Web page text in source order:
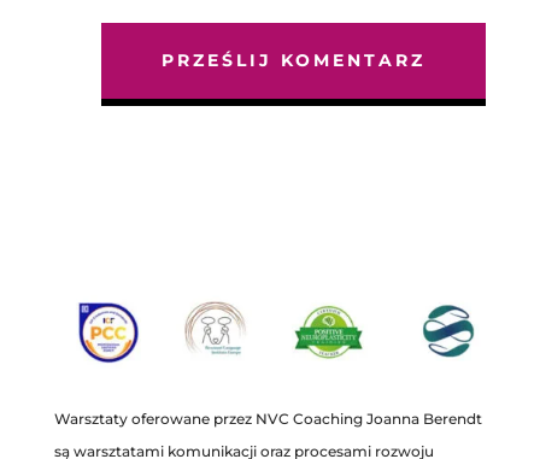
Warsztaty oferowane przez NVC Coaching Joanna Berendt
są warsztatami komunikacji oraz procesami rozwoju